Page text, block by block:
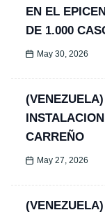
EN EL
DE 1.000
May 30, 2026
CARREÑO
May 27, 2026